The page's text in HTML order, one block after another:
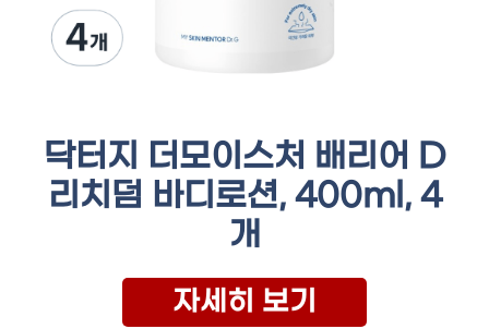
닥터지 더모이스처 배리어 D
리치덤 바디로션, 400ml, 4
개
자세히 보기